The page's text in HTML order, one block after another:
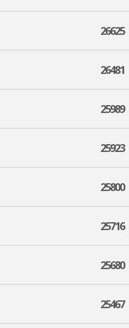
26625
26481
25989
25923
25800
25716
25680
25467